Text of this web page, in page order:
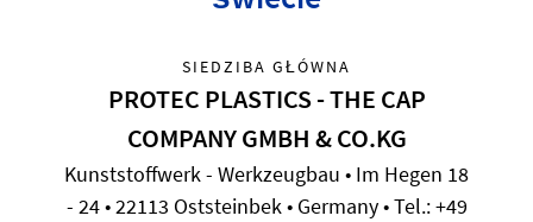
SIEDZIBA GŁÓWNA
PROTEC PLASTICS - THE CAP
COMPANY GMBH & CO.KG
Kunststoffwerk - Werkzeugbau • Im Hegen 18
- 24 • 22113 Oststeinbek • Germany • Tel.: +49